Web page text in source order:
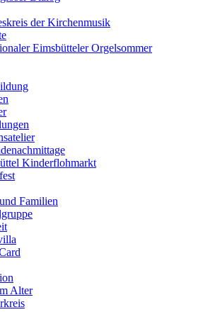
der Kirchenmusik
Eimsbütteler Orgelsommer
Kinder­flohmarkt
Familien
Alter